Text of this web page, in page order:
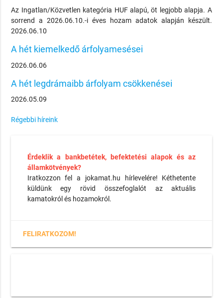
Az Ingatlan/Közvetlen kategória HUF alapú, öt legjobb alapja. A
sorrend a 2026.06.10.-i éves hozam adatok alapján készült.
2026.06.10
A hét kiemelkedő árfolyamesései
2026.06.06
A hét legdrámaibb árfolyam csökkenései
2026.05.09
Régebbi híreink
Érdeklik a bankbetétek, befektetési alapok és az
államkötvények?
Iratkozzon fel a jokamat.hu hírlevelére! Kéthetente
küldünk egy rövid összefoglalót az aktuális
kamatokról és hozamokról.
FELIRATKOZOM!